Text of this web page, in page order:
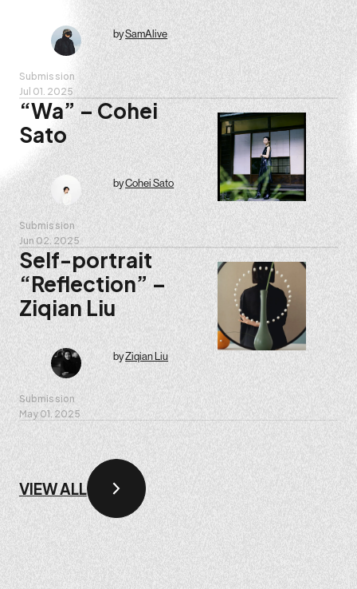
bySamAlive
Submission
Jul 01. 2025
“Wa” – Cohei
Sato
byCohei Sato
Submission
Jun 02. 2025
Self-portrait
“Reflection” –
Ziqian Liu
byZiqian Liu
Submission
May 01. 2025
VIEW ALL